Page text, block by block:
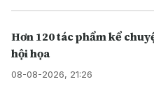
Hơn 120 tác phẩm kể
hội họa
08-08-2026, 21:26